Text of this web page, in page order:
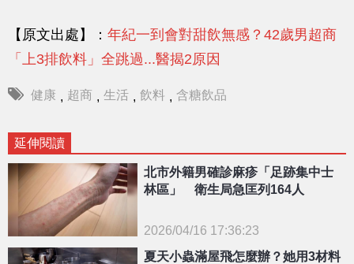
【原文出處】： 年紀一到會對甜飲無感？42歲男超商
「上3排飲料」全跳過...醫揭2原因
健康 , 超商 , 生活 , 飲料 , 含糖飲品
延伸閱讀
{PLAYICON}
北市外籍男確診麻疹「足跡集中士
林區」 衛生局急匡列164人
2026/04/16 17:36:23
夏天小蟲滿屋飛怎麼辦？她用3材料